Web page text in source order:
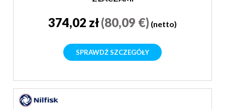
374,02 zł(80,09 €) (netto)
SPRAWDŹ SZCZEGÓŁY